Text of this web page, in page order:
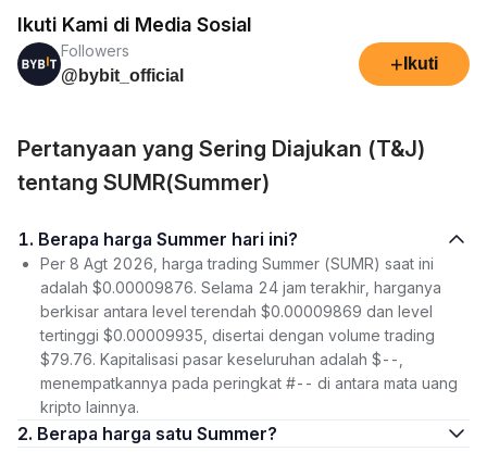
Ikuti Kami di Media Sosial
Followers
@bybit_official
+ Ikuti
Pertanyaan yang Sering Diajukan (T&J)
tentang SUMR(Summer)
1. Berapa harga Summer hari ini?
Per 8 Agt 2026, harga trading Summer (SUMR) saat ini
adalah $0.00009876. Selama 24 jam terakhir, harganya
berkisar antara level terendah $0.00009869 dan level
tertinggi $0.00009935, disertai dengan volume trading
$79.76. Kapitalisasi pasar keseluruhan adalah $--,
menempatkannya pada peringkat #-- di antara mata uang
kripto lainnya.
2. Berapa harga satu Summer?